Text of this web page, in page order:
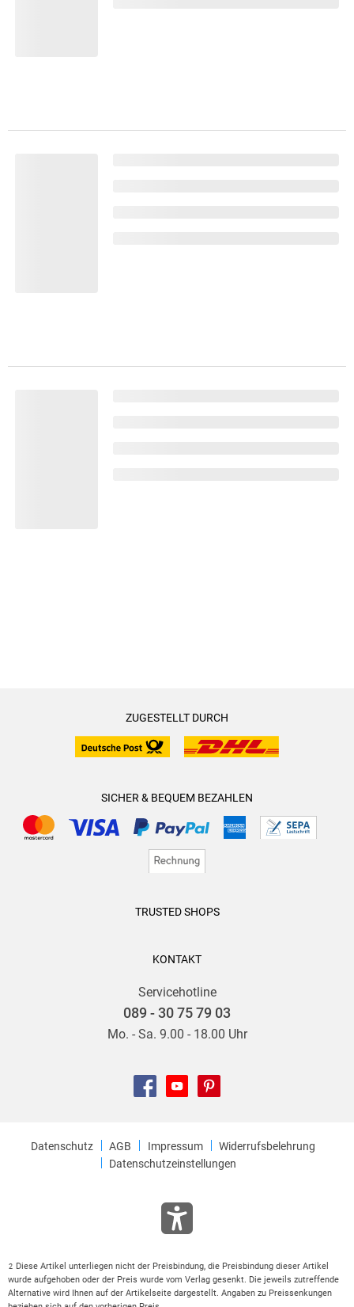
ZUGESTELLT DURCH
SICHER & BEQUEM BEZAHLEN
TRUSTED SHOPS
KONTAKT
Servicehotline
089 - 30 75 79 03
Mo. - Sa. 9.00 - 18.00 Uhr
Datenschutz AGB Impressum
Widerrufsbelehrung
Datenschutzeinstellungen
2
Diese Artikel unterliegen nicht der Preisbindung, die Preisbindung dieser Artikel
wurde aufgehoben oder der Preis wurde vom Verlag gesenkt. Die jeweils zutreffende
Alternative wird Ihnen auf der Artikelseite dargestellt. Angaben zu Preissenkungen